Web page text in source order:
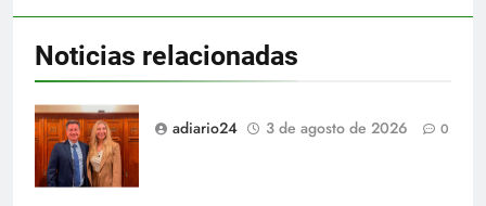
Noticias relacionadas
adiario24 3 de agosto de 2026 0